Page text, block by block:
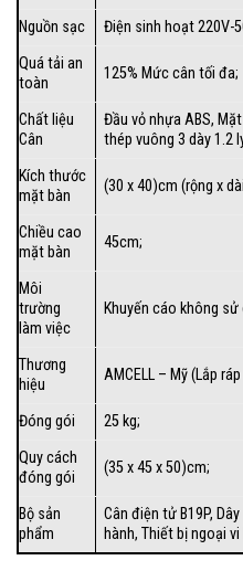
Nguồn sạc
Điện sinh hoạt 220V-
Quá tải an
toàn
125% Mức cân tối đa;
Chất liệu
Cân
Đầu vỏ nhựa ABS,
thép vuông 3 dày 1.2
Kích thước
mặt bàn
(30 x 40)cm (rộng x
Chiều cao
mặt bàn
45cm;
Môi
trường
làm việc
Khuyến cáo không
Thương
hiệu
AMCELL – Mỹ (Lắp
Đóng gói
25 kg;
Quy cách
đóng gói
(35 x 45 x 50)cm;
Bộ sản
phẩm
Cân điện tử B19P,
hành, Thiết bị ngoại